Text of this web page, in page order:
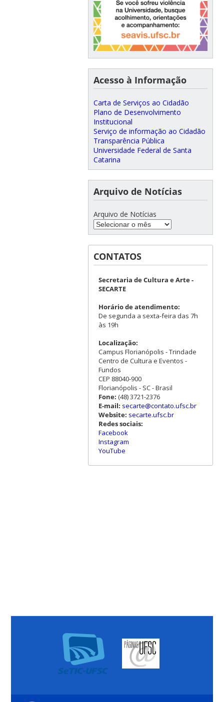
Acesso à Informação
Carta de Serviços ao Cidadão
Plano de Desenvolvimento
Institucional
Serviço de informação ao Cidadão
Transparência Pública
Universidade Federal de Santa
Catarina
Arquivo de Notícias
Arquivo de Notícias
CONTATOS
Secretaria de Cultura e Arte -
SECARTE
Horário de atendimento:
De segunda a sexta-feira das 7h
às 19h
Localização:
Campus Florianópolis - Trindade
Centro de Cultura e Eventos -
Fundos
CEP 88040-900
Florianópolis - SC - Brasil
Fone: (48) 3721-2376
E-mail: secarte@contato.ufsc.br
Website: secarte.ufsc.br
Redes sociais:
Facebook
Instagram
YouTube